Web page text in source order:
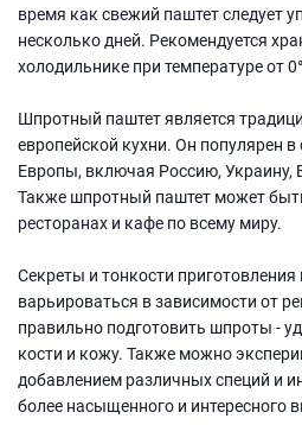
время как свежий паштет следует
несколько дней. Рекомендуется
холодильнике при температуре от
Шпротный паштет является
европейской кухни. Он популярен в
Европы, включая Россию, Украину,
Также шпротный паштет может
ресторанах и кафе по всему миру.
Секреты и тонкости
варьироваться в зависимости от
правильно подготовить шпроты -
кости и кожу. Также можно
добавлением различных специй и
более насыщенного и интересного